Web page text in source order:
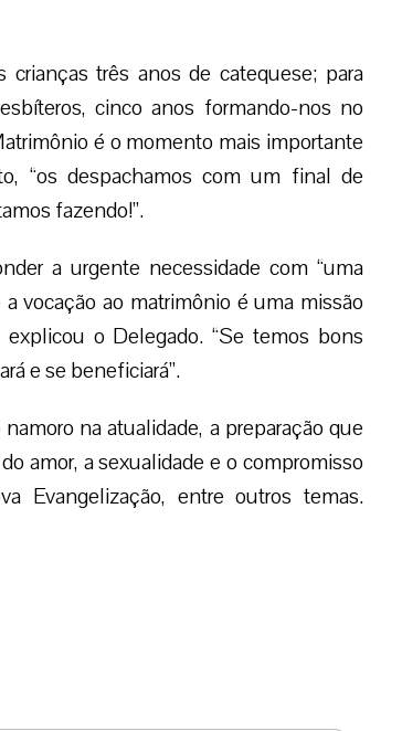
crianças três anos de catequese; para
cinco anos formando-nos no
é o momento mais importante
“os despachamos com um final de
fazendo!”.
a urgente necessidade com “uma
vocação ao matrimônio é uma missão
o Delegado. “Se temos bons
e se beneficiará”.
na atualidade, a preparação que
amor, a sexualidade e o compromisso
Evangelização, entre outros temas.